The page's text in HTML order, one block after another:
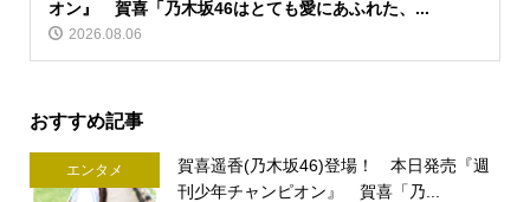
オン』 賀喜「乃木坂46はとても愛にあふれた、...
2026.08.06
おすすめ記事
エンタメ
賀喜遥香(乃木坂46)登場！ 本日発売『週
刊少年チャンピオン』 賀喜「乃...